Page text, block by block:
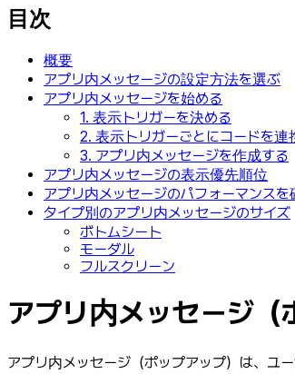
目次
概要
アプリ内メッセージの設定方法を選ぶ
アプリ内メッセージを始める
1. 表示トリガーを決める
2. 表示トリガーごとにコードを連
3. アプリ内メッセージを作成する
アプリ内メッセージの表示優先順位
アプリ内メッセージのパフォーマンスを
タイプ別のアプリ内メッセージのサイズ
ボトムシート
モーダル
フルスクリーン
アプリ内メッセージ（
アプリ内メッセージ（ポップアップ）は、ユ